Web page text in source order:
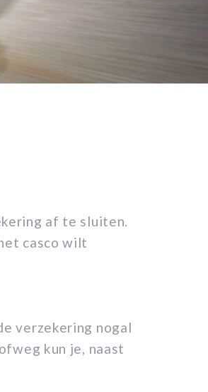
af te sluiten.
casco wilt
verzekering nogal
kun je, naast